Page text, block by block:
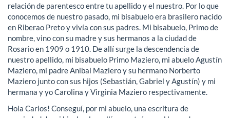
relación de parentesco entre tu apellido y el nuestro. Por lo que
conocemos de nuestro pasado, mi bisabuelo era brasilero nacido
en Riberao Preto y vivía con sus padres. Mi bisabuelo, Primo de
nombre, vino con su madre y sus hermanos a la ciudad de
Rosario en 1909 o 1910. De allí surge la descendencia de
nuestro apellido, mi bisabuelo Primo Maziero, mi abuelo Agustín
Maziero, mi padre Anibal Maziero y su hermano Norberto
Maziero junto con sus hijos (Sebastián, Gabriel y Agustín) y mi
hermana y yo Carolina y Virginia Maziero respectivamente.
Hola Carlos! Conseguí, por mi abuelo, una escritura de